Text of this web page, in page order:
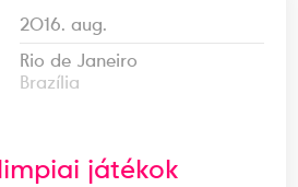
2016. aug.
Rio de Janeiro
Brazília
játékok